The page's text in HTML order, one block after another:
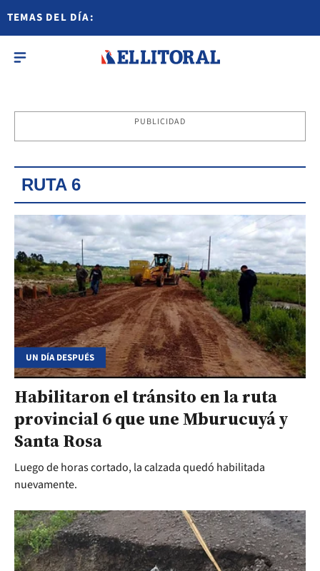
TEMAS DEL DÍA:
PUBLICIDAD
RUTA 6
UN DÍA DESPUÉS
Habilitaron el tránsito en la ruta
provincial 6 que une Mburucuyá y
Santa Rosa
Luego de horas cortado, la calzada quedó habilitada
nuevamente.